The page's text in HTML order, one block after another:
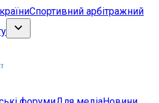
Спортивний арбітражний